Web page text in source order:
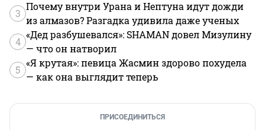
3
Почему внутри Урана и Нептуна идут дожди
из алмазов? Разгадка удивила даже ученых
4
«Дед разбушевался»: SHAMAN довел Мизулину
— что он натворил
5
«Я крутая»: певица Жасмин здорово похудела
— как она выглядит теперь
ПРИСОЕДИНИТЬСЯ